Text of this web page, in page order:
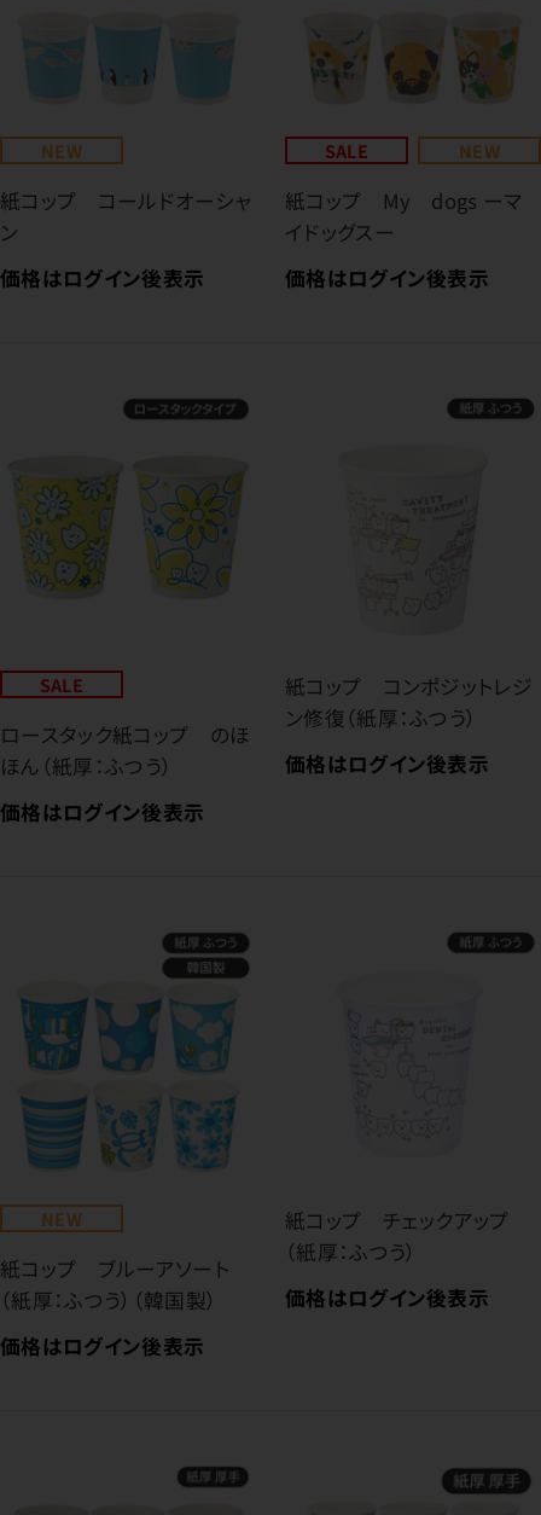
NEW
紙コップ コールドオーシャ
ン
価格はログイン後表示
SALE NEW
紙コップ My dogs ーマ
イドッグスー
価格はログイン後表示
SALE
ロースタック紙コップ のほ
ほん（紙厚：ふつう）
価格はログイン後表示
紙コップ コンポジットレジ
ン修復（紙厚：ふつう）
価格はログイン後表示
NEW
紙コップ ブルーアソート
（紙厚：ふつう）（韓国製）
価格はログイン後表示
紙コップ チェックアップ
（紙厚：ふつう）
価格はログイン後表示